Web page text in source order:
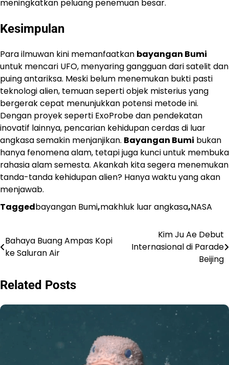
meningkatkan peluang penemuan besar.
Kesimpulan
Para ilmuwan kini memanfaatkan bayangan Bumi
untuk mencari UFO, menyaring gangguan dari satelit dan
puing antariksa. Meski belum menemukan bukti pasti
teknologi alien, temuan seperti objek misterius yang
bergerak cepat menunjukkan potensi metode ini.
Dengan proyek seperti ExoProbe dan pendekatan
inovatif lainnya, pencarian kehidupan cerdas di luar
angkasa semakin menjanjikan. Bayangan Bumi bukan
hanya fenomena alam, tetapi juga kunci untuk membuka
rahasia alam semesta. Akankah kita segera menemukan
tanda-tanda kehidupan alien? Hanya waktu yang akan
menjawab.
Taggedbayangan Bumi,makhluk luar angkasa,NASA
Navigasi
pos
Bahaya Buang Ampas Kopi
ke Saluran Air
Kim Ju Ae Debut
Internasional di Parade
Beijing
Related Posts